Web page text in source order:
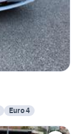
Euro 4